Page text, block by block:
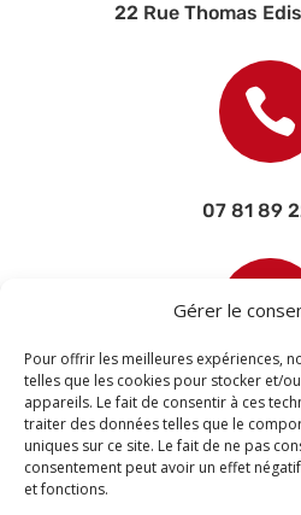
Gérer le
Pour offrir les meilleures expériences,
telles que les cookies pour stocker et/
appareils. Le fait de consentir à ces
traiter des données telles que le
uniques sur ce site. Le fait de ne pas
consentement peut avoir un effet
et fonctions.
22 Rue Thomas

07 81 89
